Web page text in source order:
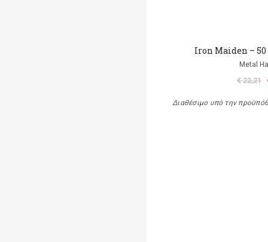
Iron Maiden – 50
Metal
€ 22,21
Διαθέσιμο υπό την